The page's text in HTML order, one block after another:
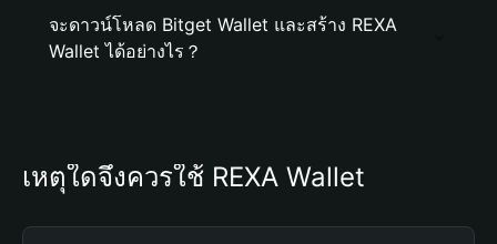
จะดาวน์โหลด Bitget Wallet และสร้าง REXA
Wallet ได้อย่างไร？
เหตุใดจึงควรใช้ REXA Wallet